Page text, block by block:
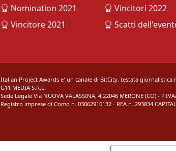
Nomination 2021
Vincitore 2021
Vincitori 2022
Scatti
Italian Project Awards e' un canale di BitCity, testata giornalistica
G11 MEDIA S.R.L.
Sede Legale Via NUOVA VALASSINA, 4 22046 MERONE (CO) -
Registro imprese di Como n. 03062910132 - REA n. 293834